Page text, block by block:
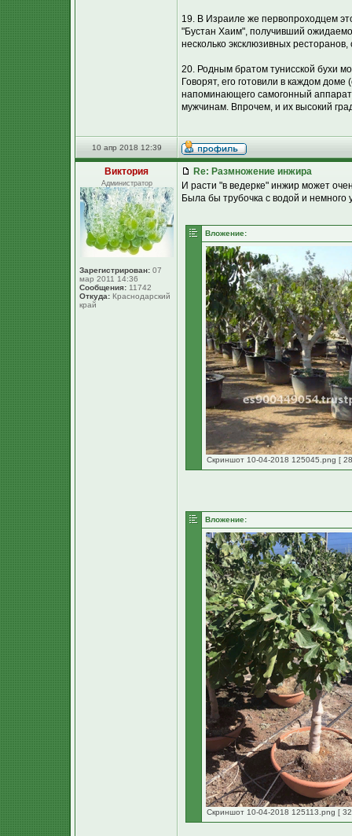
19. В Израиле же первопроходцем
"Бустан Хаим", получивший
несколько эксклюзивных
20. Родным братом тунисской бухи
Говорят, его готовили в каждом
напоминающего самогонный
мужчинам. Впрочем, и их высокий
10 апр 2018 12:39
Виктория
Администратор
Зарегистрирован: 07
мар 2011 14:36
Сообщения: 11742
Откуда: Краснодарский
край
Re: Размножение инжира
И расти "в ведерке" инжир может
Была бы трубочка с водой и немного
Вложение:
Скриншот 10-04-2018 125045.png [
Вложение:
Скриншот 10-04-2018 125113.png [